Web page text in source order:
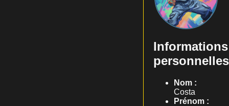
Informations
personnelles
Nom :
Costa
Prénom :